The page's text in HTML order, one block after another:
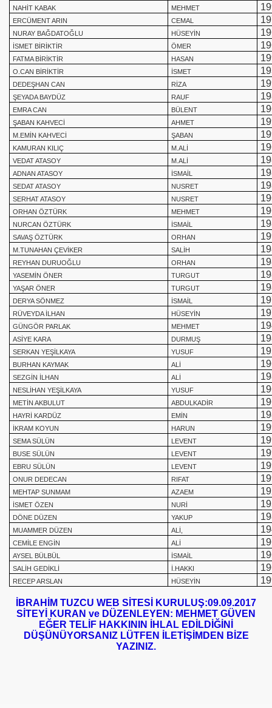
NAHİT KABAK MEHMET
ERCÜMENT ARIN CEMAL
NURAY BAĞDATOĞLU HÜSEYİN
İSMET BİRİKTİR ÖMER
FATMA BİRİKTİR HASAN
O.CAN BİRİKTİR İSMET
DEDEŞHAN CAN RİZA
ŞEYADA BAYDÜZ RAUF
EMRA CAN BÜLENT
ŞABAN KAHVECİ AHMET
M.EMİN KAHVECİ ŞABAN
KAMURAN KILIÇ M.ALİ
VEDAT ATASOY M.ALİ
ADNAN ATASOY İSMAİL
SEDAT ATASOY NUSRET
SERHAT ATASOY NUSRET
ORHAN ÖZTÜRK MEHMET
NURCAN ÖZTÜRK İSMAİL
SAVAŞ ÖZTÜRK ORHAN
M.TUNAHAN ÇEVİKER SALİH
REYHAN DURUOĞLU ORHAN
YASEMİN ÖNER TURGUT
YAŞAR ÖNER TURGUT
DERYA SÖNMEZ İSMAİL
RÜVEYDA İLHAN HÜSEYİN
GÜNGÖR PARLAK MEHMET
ASİYE KARA DURMUŞ
SERKAN YEŞİLKAYA YUSUF
BURHAN KAYMAK ALİ
SEZGİN İLHAN ALİ
NESLİHAN YEŞİLKAYA YUSUF
METİN AKBULUT ABDULKADİR
HAYRİ KARDÜZ EMİN
İKRAM KOYUN HARUN
SEMA SÜLÜN LEVENT
BUSE SÜLÜN LEVENT
EBRU SÜLÜN LEVENT
ONUR DEDECAN RIFAT
MEHTAP SUNMAM AZAEM
İSMET ÖZEN NURİ
DÖNE DÜZEN YAKUP
MUAMMER DÜZEN ALİ,
CEMİLE ENGİN ALİ
AYSEL BÜLBÜL İSMAİL
SALİH GEDİKLİ İ.HAKKI
RECEP ARSLAN HÜSEYİN
İBRAHİM TUZCU WEB SİTESİ KURULUŞ:09.09.2017
SİTEYİ KURAN ve DÜZENLEYEN: MEHMET GÜVEN
EĞER TELİF HAKKININ İHLAL EDİLDİĞİNİ
DÜŞÜNÜYORSANIZ LÜTFEN İLETİŞİMDEN BİZE
YAZINIZ.